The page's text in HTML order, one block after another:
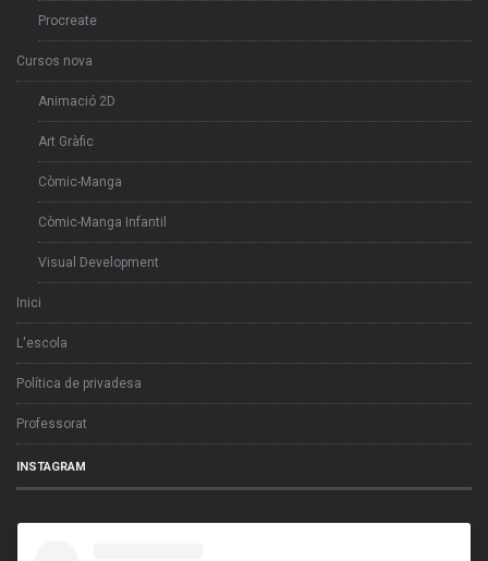
Procreate
Cursos nova
Animació 2D
Art Gràfic
Còmic-Manga
Còmic-Manga Infantil
Visual Development
Inici
L'escola
Política de privadesa
Professorat
INSTAGRAM